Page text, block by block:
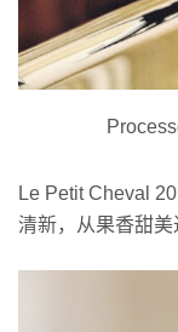
Le Petit Cheval
清新，从果香甜美